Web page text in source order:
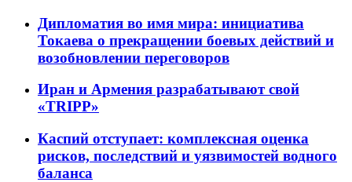
Дипломатия во имя мира: инициатива
Токаева о прекращении боевых действий и
возобновлении переговоров
Иран и Армения разрабатывают свой
«TRIPP»
Каспий отступает: комплексная оценка
рисков, последствий и уязвимостей водного
баланса